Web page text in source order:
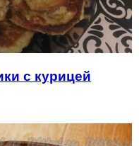
с курицей